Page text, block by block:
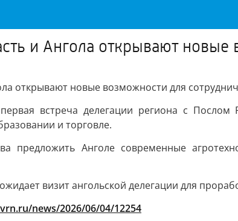
и Ангола открывают новые
открывают новые возможности для
встреча делегации региона с Послом
и торговле.
предложить Анголе современные
визит ангольской делегации для
news/2026/06/04/12254